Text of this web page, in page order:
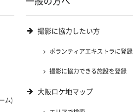
ム)
撮影に協力したい方
ボランティアエキストラに登録
撮影に協力できる施設を登録
大阪ロケ地マップ